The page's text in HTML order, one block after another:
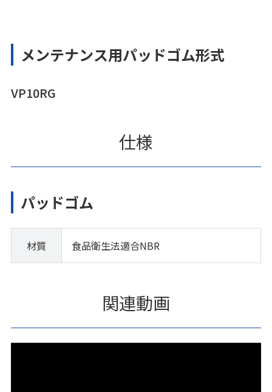
メンテナンス用パッドゴム形式
VP10RG
仕様
パッドゴム
材質 食品衛生法適合NBR
関連動画